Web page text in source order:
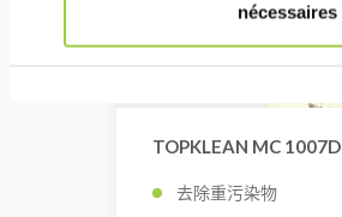
nécessaires
TOPKLEAN MC 1007D
去除重污染物